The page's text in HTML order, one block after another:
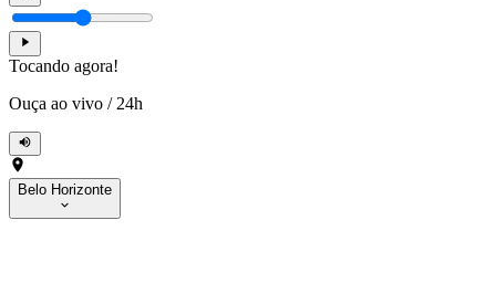
Tocando agora!
Ouça ao vivo / 24h
Belo Horizonte